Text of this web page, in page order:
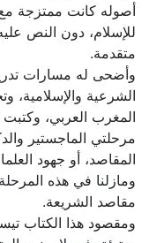
أصوله كانت ممتزجة
للإسلام، دون النص
متقدمة.
وأضحى له مسارات
الشرعية
المغرب العربي،
مرحلتي الماجستير
المقاصد، أو جهود
ومازلنا في هذه
مقاصد الشريعة.
ومقصود هذا الكتاب